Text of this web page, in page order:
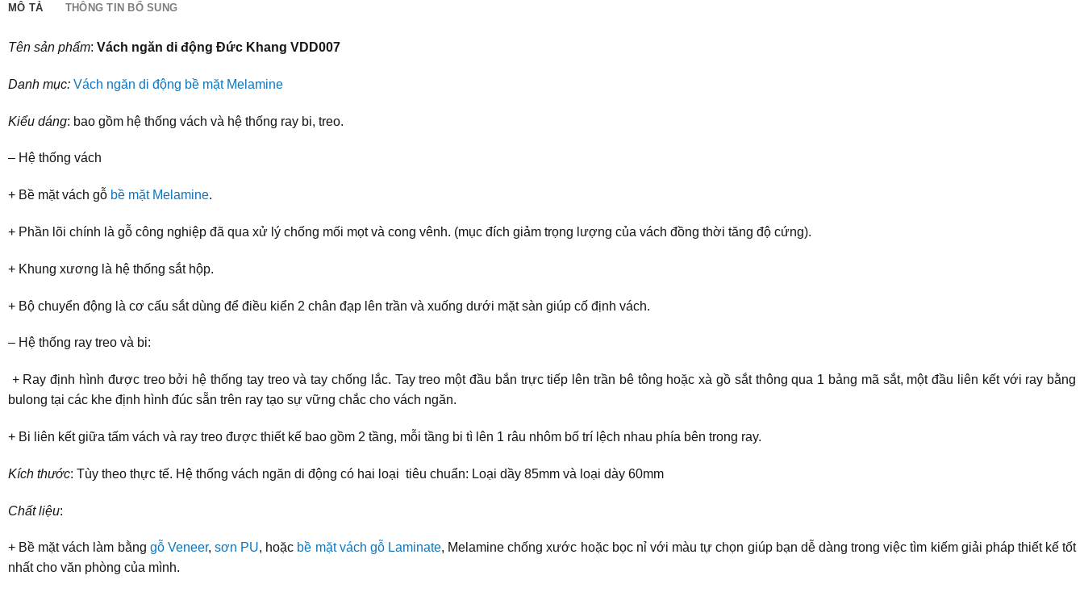
MÔ TẢ THÔNG TIN BỔ SUNG
Tên sản phẩm: Vách ngăn di động Đức Khang VDD007
Danh mục: Vách ngăn di động bề mặt Melamine
Kiểu dáng: bao gồm hệ thống vách và hệ thống ray bi, treo.
– Hệ thống vách
+ Bề mặt vách gỗ bề mặt Melamine.
+ Phần lõi chính là gỗ công nghiệp đã qua xử lý chống mối mọt và cong vênh. (mục đích giảm trọng lượng của vách đồng thời tăng độ cứng).
+ Khung xương là hệ thống sắt hộp.
+ Bộ chuyển động là cơ cấu sắt dùng để điều kiển 2 chân đạp lên trần và xuống dưới mặt sàn giúp cố định vách.
– Hệ thống ray treo và bi:
+ Ray định hình được treo bởi hệ thống tay treo và tay chống lắc. Tay treo một đầu bắn trực tiếp lên trần bê tông hoặc xà gồ sắt thông qua 1 bảng mã sắt, một đầu liên kết với ray bằng
bulong tại các khe định hình đúc sẵn trên ray tạo sự vững chắc cho vách ngăn.
+ Bi liên kết giữa tấm vách và ray treo được thiết kế bao gồm 2 tầng, mỗi tầng bi tì lên 1 râu nhôm bố trí lệch nhau phía bên trong ray.
Kích thước: Tùy theo thực tế. Hệ thống vách ngăn di động có hai loại tiêu chuẩn: Loại dầy 85mm và loại dày 60mm
Chất liệu:
+ Bề mặt vách làm bằng gỗ Veneer, sơn PU, hoặc bề mặt vách gỗ Laminate, Melamine chống xước hoặc bọc nỉ với màu tự chọn giúp bạn dễ dàng trong việc tìm kiếm giải pháp thiết kế tốt
nhất cho văn phòng của mình.